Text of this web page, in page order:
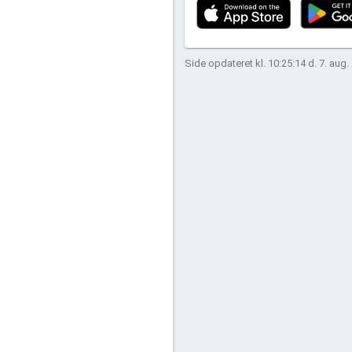
Side opdateret kl. 10:25:14 d. 7. aug.